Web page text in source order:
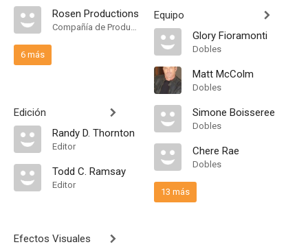
Rosen Productions
Compañía de Produccion
6 más
Edición
Randy D. Thornton
Editor
Todd C. Ramsay
Editor
Efectos Visuales
Equipo
Glory Fioramonti
Dobles
Matt McColm
Dobles
Simone Boisseree
Dobles
Chere Rae
Dobles
13 más